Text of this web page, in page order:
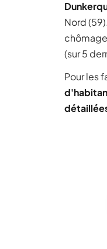
Nord
(sur 5
Pour les